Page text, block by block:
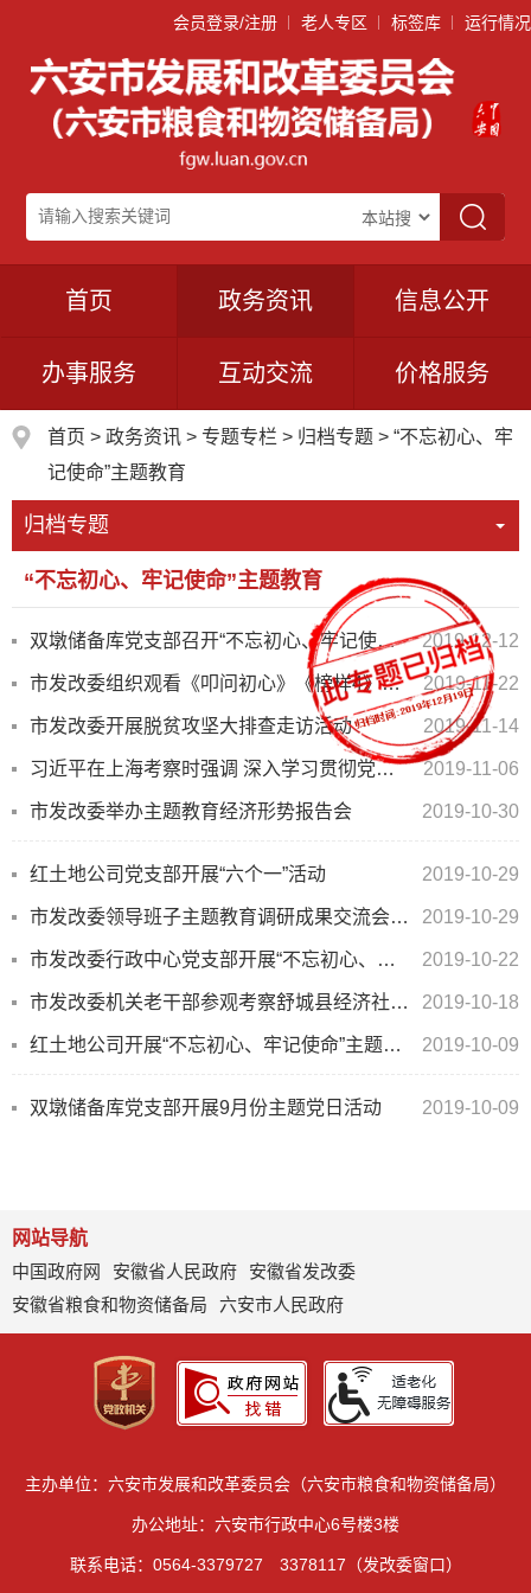
会员登录/注册 老人专区 标签库 运行情况
首页 政务资讯 信息公开
办事服务 互动交流 价格服务
首页 > 政务资讯 > 专题专栏 > 归档专题 > “不忘初心、牢
记使命”主题教育
归档专题
“不忘初心、牢记使命”主题教育
双墩储备库党支部召开“不忘初心、牢记使命”专题组织生活会 2019-12-12
市发改委组织观看《叩问初心》《榜样4》等教育片 2019-11-22
市发改委开展脱贫攻坚大排查走访活动 2019-11-14
习近平在上海考察时强调 深入学习贯彻党的十九届四中全会精神 提高社会主义现代化国际大都市治... 2019-11-06
市发改委举办主题教育经济形势报告会 2019-10-30
红土地公司党支部开展“六个一”活动 2019-10-29
市发改委领导班子主题教育调研成果交流会召开 2019-10-29
市发改委行政中心党支部开展“不忘初心、牢记使命”主题教育党日活动 2019-10-22
市发改委机关老干部参观考察舒城县经济社会发展工作 2019-10-18
红土地公司开展“不忘初心、牢记使命”主题教育9月份主题党日活动 2019-10-09
双墩储备库党支部开展9月份主题党日活动 2019-10-09
网站导航
中国政府网
安徽省人民政府
安徽省发改委
安徽省粮食和物资储备局
六安市人民政府
主办单位：六安市发展和改革委员会（六安市粮食和物资储备局）
办公地址：六安市行政中心6号楼3楼
联系电话：0564-3379727 3378117（发改委窗口）